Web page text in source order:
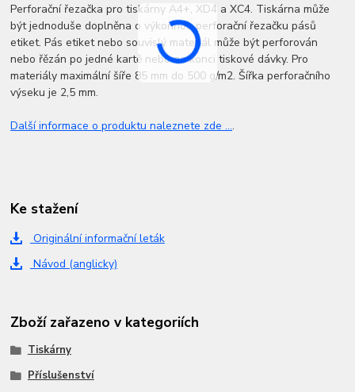
Perforační řezačka pro tiskárny A4+, XD4 a XC4. Tiskárna může
být jednoduše doplněna o výkonnou perforační řezačku pásů
etiket. Pás etiket nebo souvislý materiál může být perforován
nebo řězán po jedné kartě nebo na konci tiskové dávky. Pro
materiály maximální šíře 85 mm do 500 g/m2. Šířka perforačního
výseku je 2,5 mm.
Další informace o produktu naleznete zde ....
Ke stažení
Originální informační leták
Návod (anglicky)
Zboží zařazeno v kategoriích
Tiskárny
Příslušenství